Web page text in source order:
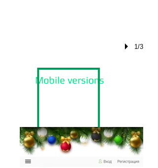
1/3
Mobile versions